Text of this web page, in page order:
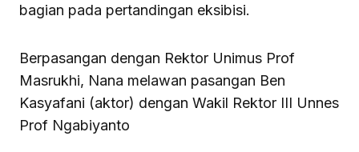
bagian pada pertandingan eksibisi.
Berpasangan dengan Rektor Unimus Prof
Masrukhi, Nana melawan pasangan Ben
Kasyafani (aktor) dengan Wakil Rektor III Unnes
Prof Ngabiyanto